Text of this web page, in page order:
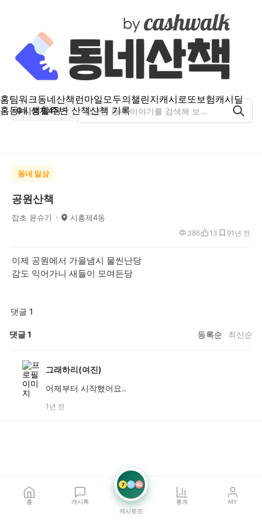
홈팀워크동네산책 런마일모두의챌린지캐시로또보험캐시딜
홈동네 생활주변 산책산책 기록
시흥제4동
동네 일상
공원산책
잡초 윤슈기 시흥제4동
1년 전
386 13 9
이제 공원에서 가을냄시 물씬난당
감도 익어가니 새들이 모여든당
댓글 1
댓글1 등록순 최신순
그래하리(여진)
어제부터 시작했어요..
1년 전
홈 캐시톡
7 21 42
캐시로또
통계 MY